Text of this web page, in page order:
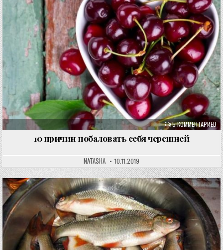
5 КОММЕНТАРИЕВ
10 причин побаловать себя черешней
NATASHA 10.11.2019